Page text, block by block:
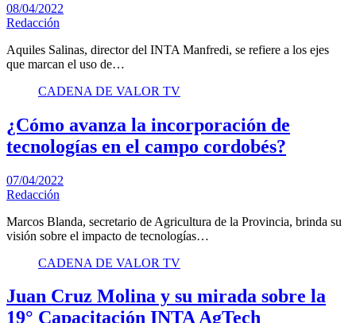
08/04/2022
Redacción
Aquiles Salinas, director del INTA Manfredi, se refiere a los ejes
que marcan el uso de…
CADENA DE VALOR TV
¿Cómo avanza la incorporación de
tecnologías en el campo cordobés?
07/04/2022
Redacción
Marcos Blanda, secretario de Agricultura de la Provincia, brinda su
visión sobre el impacto de tecnologías…
CADENA DE VALOR TV
Juan Cruz Molina y su mirada sobre la
19° Capacitación INTA AgTech